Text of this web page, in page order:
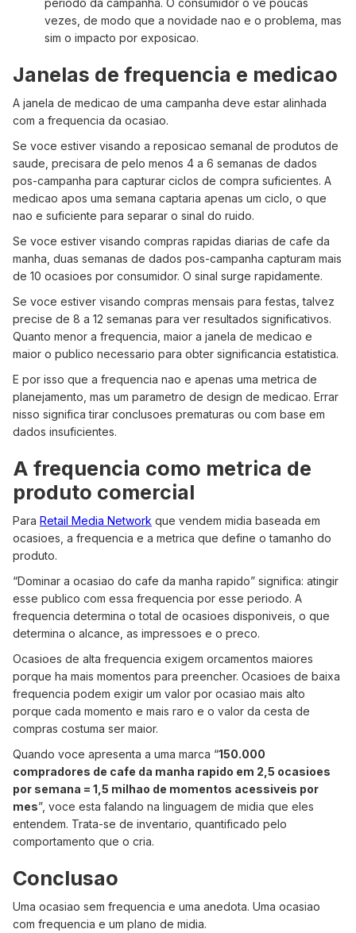
periodo da campanha. O consumidor o ve poucas
vezes, de modo que a novidade nao e o problema, mas
sim o impacto por exposicao.
Janelas de frequencia e medicao
A janela de medicao de uma campanha deve estar alinhada
com a frequencia da ocasiao.
Se voce estiver visando a reposicao semanal de produtos de
saude, precisara de pelo menos 4 a 6 semanas de dados
pos-campanha para capturar ciclos de compra suficientes. A
medicao apos uma semana captaria apenas um ciclo, o que
nao e suficiente para separar o sinal do ruido.
Se voce estiver visando compras rapidas diarias de cafe da
manha, duas semanas de dados pos-campanha capturam mais
de 10 ocasioes por consumidor. O sinal surge rapidamente.
Se voce estiver visando compras mensais para festas, talvez
precise de 8 a 12 semanas para ver resultados significativos.
Quanto menor a frequencia, maior a janela de medicao e
maior o publico necessario para obter significancia estatistica.
E por isso que a frequencia nao e apenas uma metrica de
planejamento, mas um parametro de design de medicao. Errar
nisso significa tirar conclusoes prematuras ou com base em
dados insuficientes.
A frequencia como metrica de
produto comercial
Para Retail Media Network que vendem midia baseada em
ocasioes, a frequencia e a metrica que define o tamanho do
produto.
“Dominar a ocasiao do cafe da manha rapido” significa: atingir
esse publico com essa frequencia por esse periodo. A
frequencia determina o total de ocasioes disponiveis, o que
determina o alcance, as impressoes e o preco.
Ocasioes de alta frequencia exigem orcamentos maiores
porque ha mais momentos para preencher. Ocasioes de baixa
frequencia podem exigir um valor por ocasiao mais alto
porque cada momento e mais raro e o valor da cesta de
compras costuma ser maior.
Quando voce apresenta a uma marca “150.000
compradores de cafe da manha rapido em 2,5 ocasioes
por semana = 1,5 milhao de momentos acessiveis por
mes”, voce esta falando na linguagem de midia que eles
entendem. Trata-se de inventario, quantificado pelo
comportamento que o cria.
Conclusao
Uma ocasiao sem frequencia e uma anedota. Uma ocasiao
com frequencia e um plano de midia.